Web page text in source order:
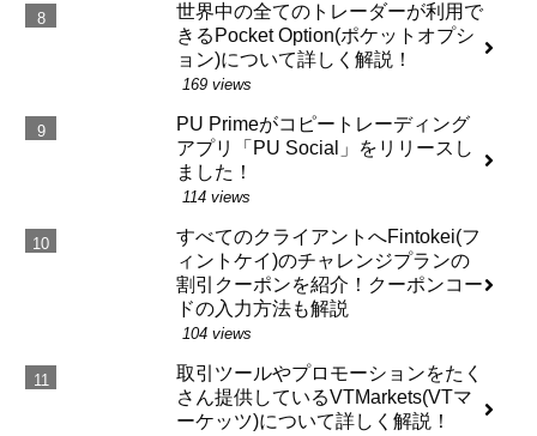
世界中の全てのトレーダーが利用で
きるPocket Option(ポケットオプシ
ョン)について詳しく解説！
169 views
PU Primeがコピートレーディング
アプリ「PU Social」をリリースし
ました！
114 views
すべてのクライアントへFintokei(フ
ィントケイ)のチャレンジプランの
割引クーポンを紹介！クーポンコー
ドの入力方法も解説
104 views
取引ツールやプロモーションをたく
さん提供しているVTMarkets(VTマ
ーケッツ)について詳しく解説！